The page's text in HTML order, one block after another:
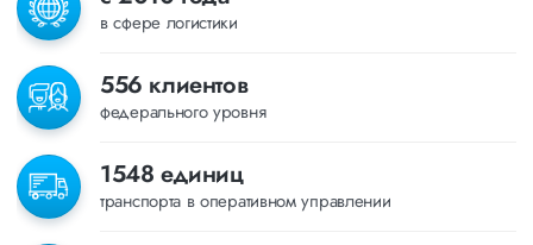
в сфере логистики
556 клиентов
федерального уровня
1548 единиц
транспорта в оперативном управлении